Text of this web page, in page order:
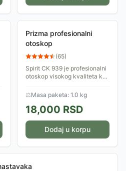
Prizma profesionalni
otoskop
(65)
Spirit CK 939 je profesionalni
otoskop visokog kvaliteta koji
unutrašnjeg uha dece i
odraslih.
⚖Masa paketa: 1.0 kg
18,000 RSD
Dodaj u korpu